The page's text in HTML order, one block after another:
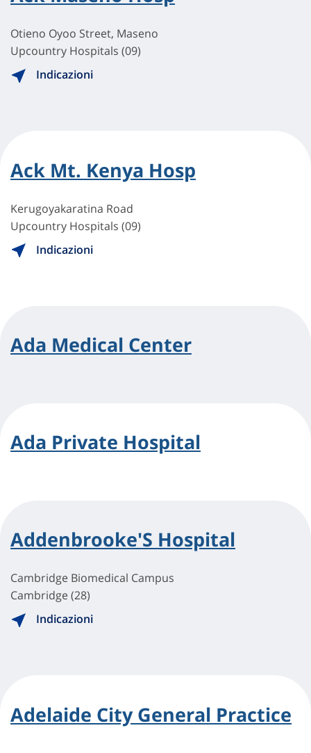
Otieno Oyoo Street, Maseno
Upcountry Hospitals (09)
Indicazioni
Ack Mt. Kenya Hosp
Kerugoyakaratina Road
Upcountry Hospitals (09)
Indicazioni
Ada Medical Center
Ada Private Hospital
Addenbrooke'S Hospital
Cambridge Biomedical Campus
Cambridge (28)
Indicazioni
Adelaide City General Practice